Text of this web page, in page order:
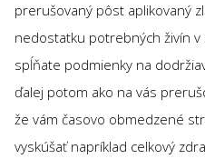
prerušovaný pôst aplikovaný
nedostatku potrebných živín v
spĺňate podmienky na
ďalej potom ako na vás
že vám časovo obmedzené
vyskúšať napríklad celkový